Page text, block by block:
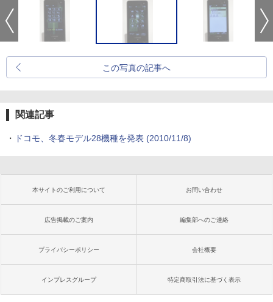
この写真の記事へ
関連記事
・ ドコモ、冬春モデル28機種を発表 (2010/11/8)
本サイトのご利用について お問い合わせ
広告掲載のご案内 編集部へのご連絡
プライバシーポリシー 会社概要
インプレスグループ 特定商取引法に基づく表示